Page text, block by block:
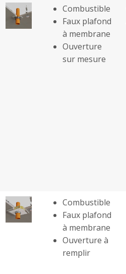
Combustible
Faux plafond
à membrane
Ouverture
sur mesure
Combustible
Faux plafond
à membrane
Ouverture à
remplir